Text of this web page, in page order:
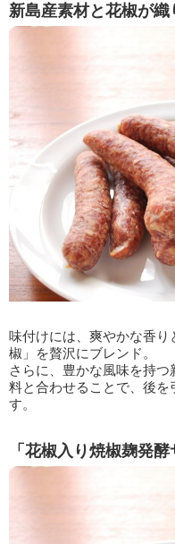
新島産素材と花椒が
味付けには、爽やかな香
椒」を贅沢にブレンド。
さらに、豊かな風味を持
料と合わせることで、後を
す。
「花椒入り焼椒麹発